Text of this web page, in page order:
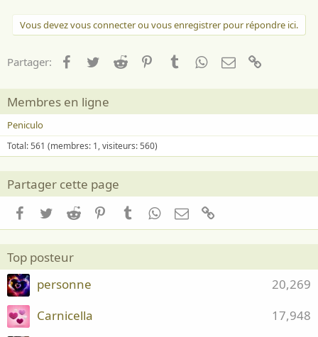
Vous devez vous connecter ou vous enregistrer pour répondre ici.
Partager: Facebook
TwitterReddit PinterestTumblrWhatsApp
Email
Membres en ligne
Peniculo
Total: 561 (membres: 1, visiteurs: 560)
Partager cette page
Facebook
TwitterReddit PinterestTumblrWhatsApp
Email
Top posteur
20,269
personne
17,948
Carnicella